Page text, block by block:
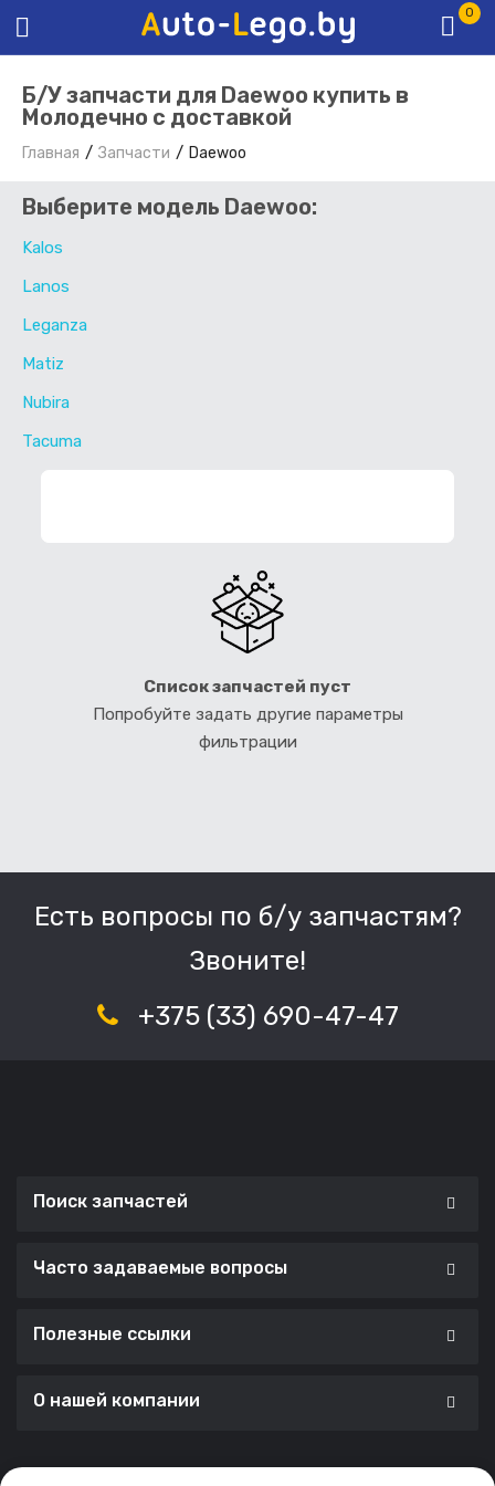
0
Б/У запчасти для Daewoo купить в
Молодечно с доставкой
Главная Запчасти Daewoo
Выберите модель Daewoo:
Kalos
Lanos
Leganza
Matiz
Nubira
Tacuma
Список запчастей пуст
Попробуйте задать другие параметры
фильтрации
Есть вопросы по б/у запчастям?
Звоните!
+375 (33) 690-47-47
Поиск запчастей
Часто задаваемые вопросы
Полезные ссылки
О нашей компании